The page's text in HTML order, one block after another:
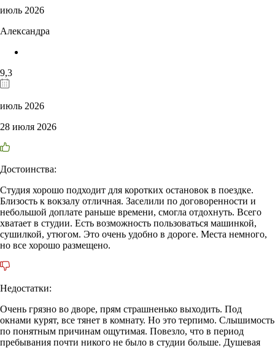
июль 2026
Александра
9,3
июль 2026
28 июля 2026
Достоинства:
Студия хорошо подходит для коротких остановок в поездке.
Близость к вокзалу отличная. Заселили по договоренности и
небольшой доплате раньше времени, смогла отдохнуть. Всего
хватает в студии. Есть возможность пользоваться машинкой,
сушилкой, утюгом. Это очень удобно в дороге. Места немного,
но все хорошо размещено.
Недостатки:
Очень грязно во дворе, прям страшненько выходить. Под
окнами курят, все тянет в комнату. Но это терпимо. Слышимость
по понятным причинам ощутимая. Повезло, что в период
пребывания почти никого не было в студии больше. Душевая